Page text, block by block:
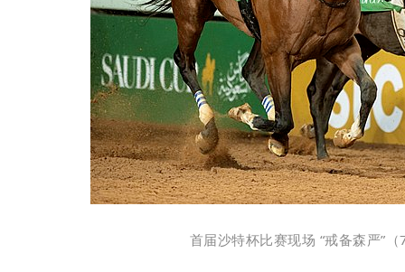
首届沙特杯比赛现场 “戒备森严”